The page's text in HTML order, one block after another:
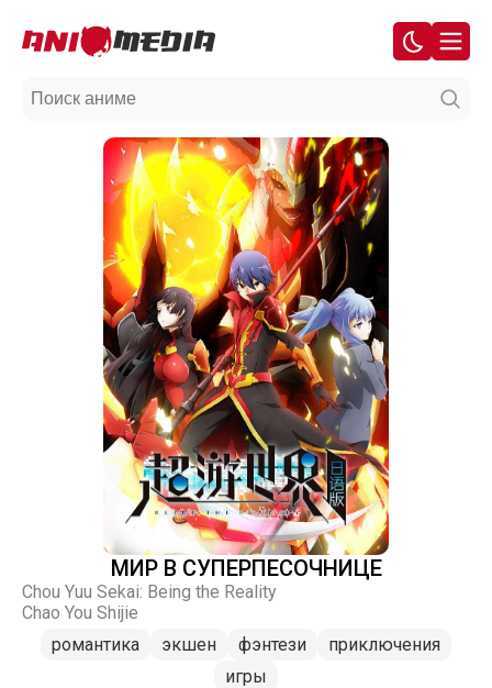
МИР В СУПЕРПЕСОЧНИЦЕ
Chou Yuu Sekai: Being the Reality
Chao You Shijie
романтика
экшен фэнтези
приключения
игры